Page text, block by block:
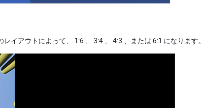
イアウトによって、 1:6 、 3:4 、 4:3 、または 6:1 になります。